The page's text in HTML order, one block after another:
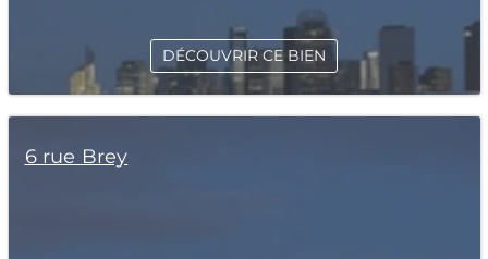
DÉCOUVRIR CE BIEN
6 rue Brey